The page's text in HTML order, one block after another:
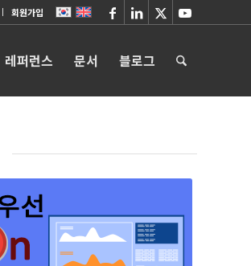
회원가입
레퍼런스 문서 블로그